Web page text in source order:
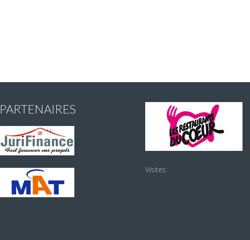
PARTENAIRES
Visites: